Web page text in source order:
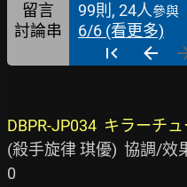
留言
99則, 24人參與
討論串 6/6 (看更多)
DBPR-JP034  キラーチ
(殺手旋律 琪優)  協調/效
0